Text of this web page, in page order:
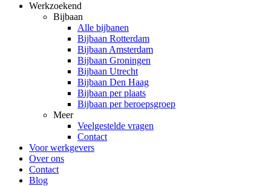
Werkzoekend
Bijbaan
Alle bijbanen
Bijbaan Rotterdam
Bijbaan Amsterdam
Bijbaan Groningen
Bijbaan Utrecht
Bijbaan Den Haag
Bijbaan per plaats
Bijbaan per beroepsgroep
Meer
Veelgestelde vragen
Contact
Voor werkgevers
Over ons
Contact
Blog